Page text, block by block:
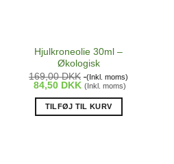
Hjulkroneolie 30ml –
Økologisk
169,00DKK (Inkl. moms)
84,50 DKK (Inkl. moms)
TILFØJ TIL KURV